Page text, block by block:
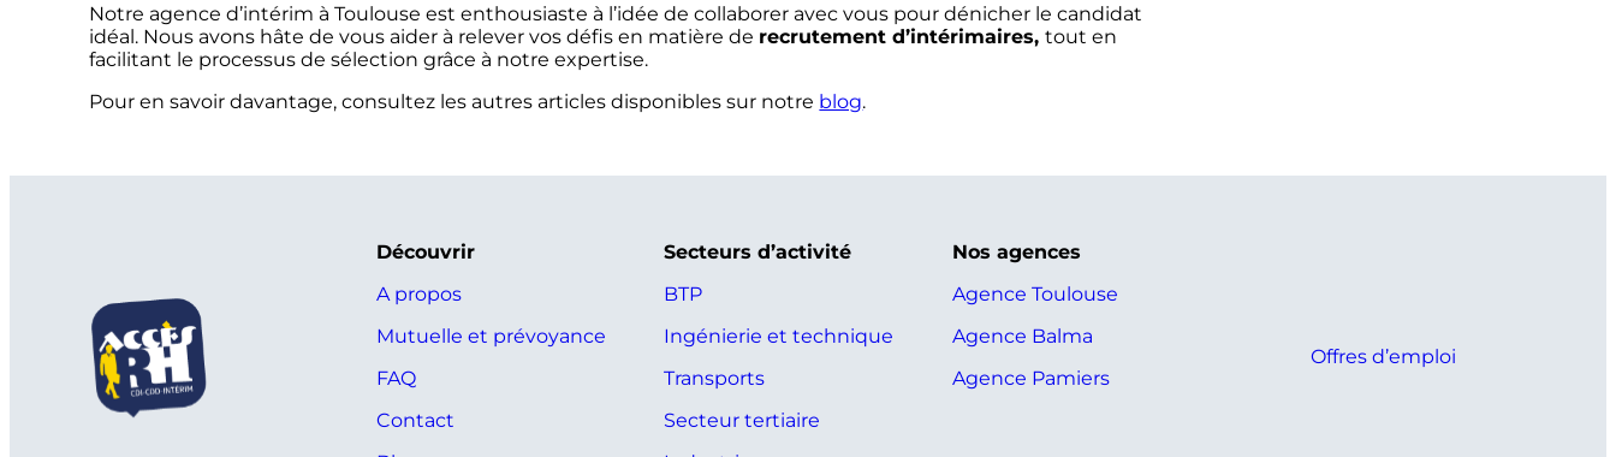
Notre agence d’intérim à Toulouse est enthousiaste à l’idée de collaborer avec vous pour dénicher le candidat
idéal. Nous avons hâte de vous aider à relever vos défis en matière de recrutement d’intérimaires,tout en
facilitant le processus de sélection grâce à notre expertise.
Pour en savoir davantage, consultez les autres articles disponibles sur notre blog.
Découvrir
A propos
Mutuelle et prévoyance
FAQ
Contact
Secteurs d’activité
BTP
Ingénierie et technique
Transports
Secteur tertiaire
Nos agences
Agence Toulouse
Agence Balma
Agence Pamiers
Offres d’emploi